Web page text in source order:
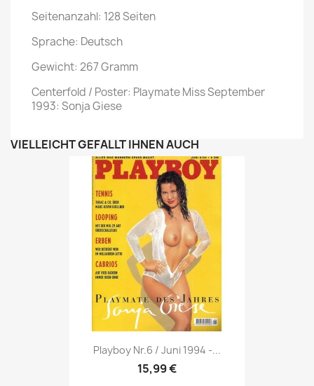
Seitenanzahl: 128 Seiten
Sprache: Deutsch
Gewicht: 267 Gramm
Centerfold / Poster: Playmate Miss September
1993: Sonja Giese
VIELLEICHT GEFÄLLT IHNEN AUCH
Vorschau
Playboy Nr.6 / Juni 1994 -...
15,99 €